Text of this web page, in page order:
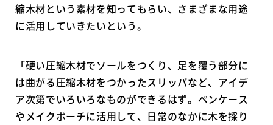
縮木材という素材を知ってもらい、さまざまな用途
に活用していきたいという。
「硬い圧縮木材でソールをつくり、足を覆う部分に
は曲がる圧縮木材をつかったスリッパなど、アイデ
ア次第でいろいろなものができるはず。ペンケース
やメイクポーチに活用して、日常のなかに木を採り